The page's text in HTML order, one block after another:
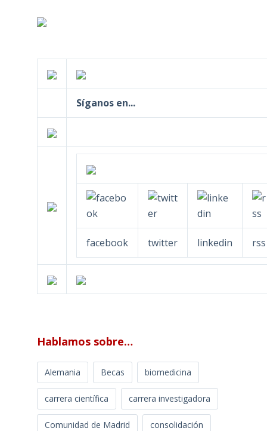
Síganos en...
facebook twitter linkedin rss
Hablamos sobre…
Alemania Becas biomedicina
carrera científica carrera investigadora
Comunidad de Madrid consolidación